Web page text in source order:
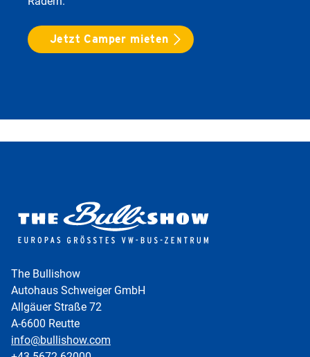
Jetzt Camper mieten
The Bullishow
Autohaus Schweiger GmbH
Allgäuer Straße 72
A-6600 Reutte
info@bullishow.com